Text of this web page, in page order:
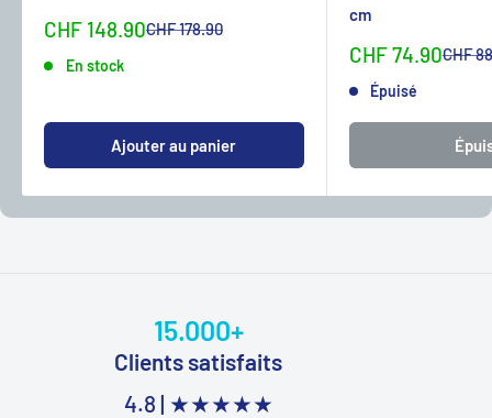
Sonderpreis
CHF 148.90Normalpreis
CHF 178.90
En stock
Ajouter au panier
cm
Sonderpreis
CHF 74.90CHF
Épuisé
15.000+
Clients satisfaits
4.8 | ★★★★★